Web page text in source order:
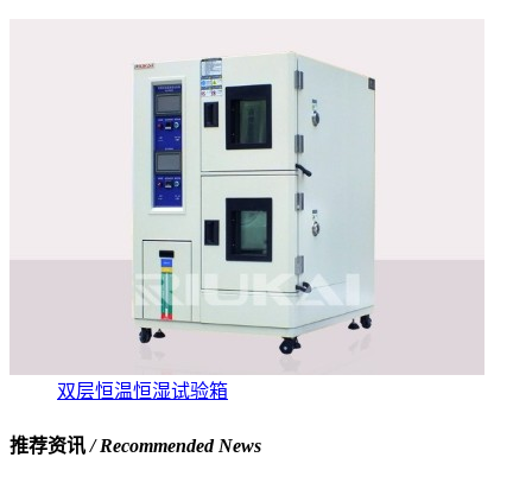
双层恒温恒湿试验箱
推荐资讯/ Recommended News